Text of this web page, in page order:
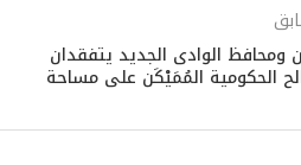
ومحافظ الوادى الجديد يتفقدان
الحكومية المُمَيْكَن على مساحة